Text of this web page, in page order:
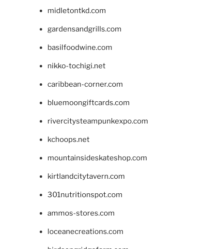
midletontkd.com
gardensandgrills.com
basilfoodwine.com
nikko-tochigi.net
caribbean-corner.com
bluemoongiftcards.com
rivercitysteampunkexpo.com
kchoops.net
mountainsideskateshop.com
kirtlandcitytavern.com
301nutritionspot.com
ammos-stores.com
loceanecreations.com